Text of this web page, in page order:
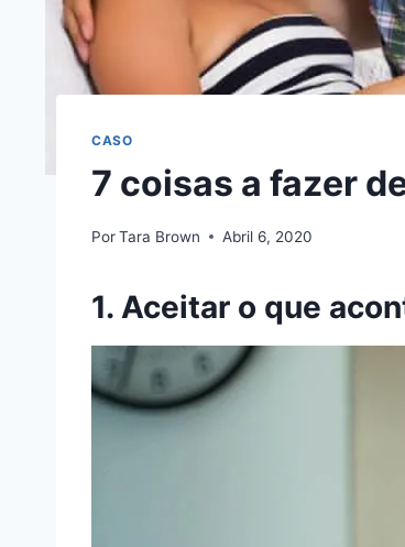
CASO
7 coisas a fazer
PorTara Brown Abril 6, 2020
1. Aceitar o que